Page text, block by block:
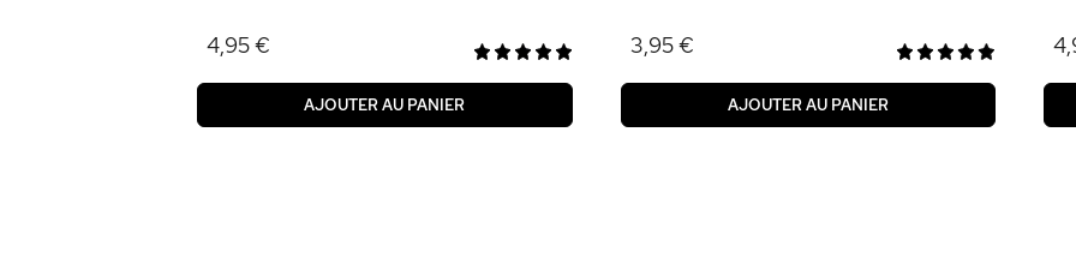
4,95 €
AJOUTER AU PANIER
3,95 €
AJOUTER AU PANIER